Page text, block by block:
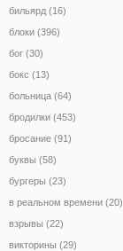
бильярд (16)
блоки (396)
бог (30)
бокс (13)
больница (64)
бродилки (453)
бросание (91)
буквы (58)
бургеры (23)
в реальном времени (20)
взрывы (22)
викторины (29)